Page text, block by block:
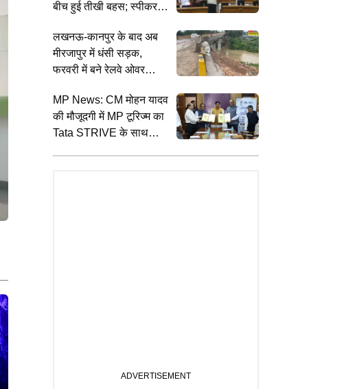
SPIRITUALITY
है, जानें सावन कृष्ण पक्ष की ग्यारस पर शिव
और विष्णु जी में से किसकी पूजा करें
EDUCATION
राजस्थान प्रयोगशाला सहायक रिजल्ट कब
जारी होगा, rssb.rajasthan.gov.in पर
इन स्टेप्स से करें चेक
बीच हुई तीखी बहस; स्पीकर
चेतावनी
लखनऊ-कानपुर के बाद अब
मीरजापुर में धंसी सड़क,
फरवरी में बने रेलवे ओवरब्रिज
के आदेश
MP News: CM मोहन यादव
की मौजूदगी में MP टूरिज्म का
Tata STRIVE के साथ